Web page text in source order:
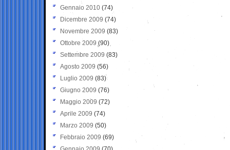
Gennaio 2010 (74)
Dicembre 2009 (74)
Novembre 2009 (83)
Ottobre 2009 (90)
Settembre 2009 (83)
Agosto 2009 (56)
Luglio 2009 (83)
Giugno 2009 (76)
Maggio 2009 (72)
Aprile 2009 (74)
Marzo 2009 (50)
Febbraio 2009 (69)